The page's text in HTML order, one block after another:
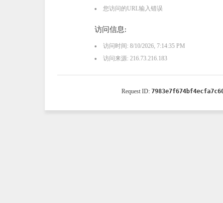
您访问的URL输入错误
访问信息:
访问时间: 8/10/2026, 7:14:35 PM
访问来源: 216.73.216.183
Request ID: